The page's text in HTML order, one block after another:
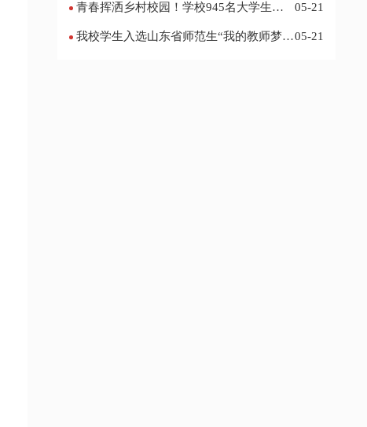
青春挥洒乡村校园！学校945名大学生赴
05-21
我校学生入选山东省师范生“我的教师梦”
05-21